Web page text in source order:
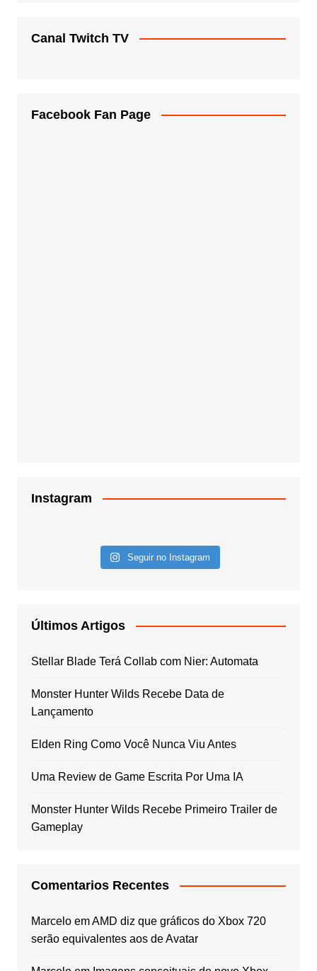
Canal Twitch TV
Facebook Fan Page
Instagram
Seguir no Instagram
Últimos Artigos
Stellar Blade Terá Collab com Nier: Automata
Monster Hunter Wilds Recebe Data de
Lançamento
Elden Ring Como Você Nunca Viu Antes
Uma Review de Game Escrita Por Uma IA
Monster Hunter Wilds Recebe Primeiro Trailer de
Gameplay
Comentarios Recentes
MarceloemAMD diz que gráficos do Xbox 720
serão equivalentes aos de Avatar